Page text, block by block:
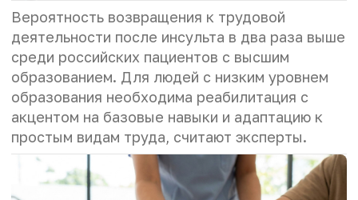
Вероятность возвращения к трудовой
деятельности после инсульта в два раза выше
среди российских пациентов с высшим
образованием. Для людей с низким уровнем
образования необходима реабилитация с
акцентом на базовые навыки и адаптацию к
простым видам труда, считают эксперты.